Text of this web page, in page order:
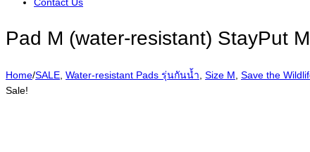
Pad M (water-resistant) StayPut
Home/SALE Water-resistant Pads รุ่นกันน้ำ Size M Save the
Sale!